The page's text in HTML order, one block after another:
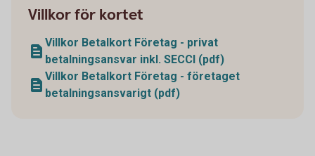
Villkor för kortet
Villkor Betalkort Företag - privat
betalningsansvar inkl. SECCI (pdf)
Villkor Betalkort Företag - företaget
betalningsansvarigt (pdf)